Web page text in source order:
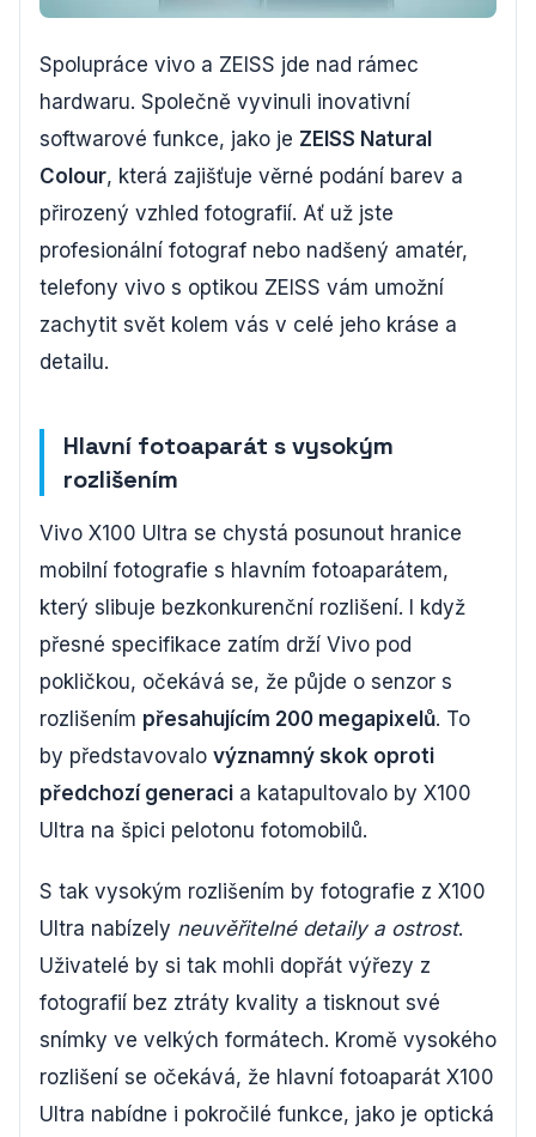
Spolupráce vivo a ZEISS jde nad rámec
hardwaru. Společně vyvinuli inovativní
softwarové funkce, jako je ZEISS Natural
Colour, která zajišťuje věrné podání barev a
přirozený vzhled fotografií. Ať už jste
profesionální fotograf nebo nadšený amatér,
telefony vivo s optikou ZEISS vám umožní
zachytit svět kolem vás v celé jeho kráse a
detailu.
Hlavní fotoaparát s vysokým
rozlišením
Vivo X100 Ultra se chystá posunout hranice
mobilní fotografie s hlavním fotoaparátem,
který slibuje bezkonkurenční rozlišení. I když
přesné specifikace zatím drží Vivo pod
pokličkou, očekává se, že půjde o senzor s
rozlišením přesahujícím 200 megapixelů. To
by představovalo významný skok oproti
předchozí generaci a katapultovalo by X100
Ultra na špici pelotonu fotomobilů.
S tak vysokým rozlišením by fotografie z X100
Ultra nabízely neuvěřitelné detaily a ostrost.
Uživatelé by si tak mohli dopřát výřezy z
fotografií bez ztráty kvality a tisknout své
snímky ve velkých formátech. Kromě vysokého
rozlišení se očekává, že hlavní fotoaparát X100
Ultra nabídne i pokročilé funkce, jako je optická